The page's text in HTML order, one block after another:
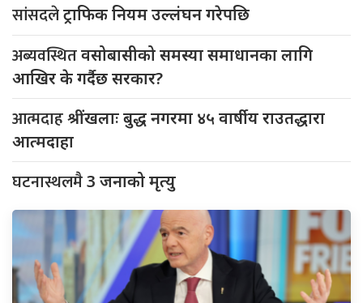
सांसदलेट्राफिक नियम उल्लंघन गरेपछि
अब्यवस्थितवसोबासीको समस्या समाधानका लागि
आखिर के गर्दैछ सरकार?
आत्मदाहश्रींखलाः बुद्ध नगरमा ४५ वार्षीय राउतद्धारा
आत्मदाहा
घटनास्थलमै3 जनाको मृत्यु